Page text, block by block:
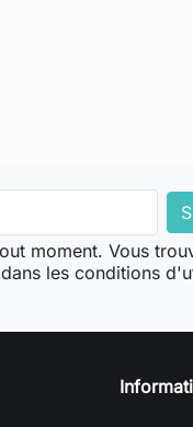
moment. Vous
les conditions